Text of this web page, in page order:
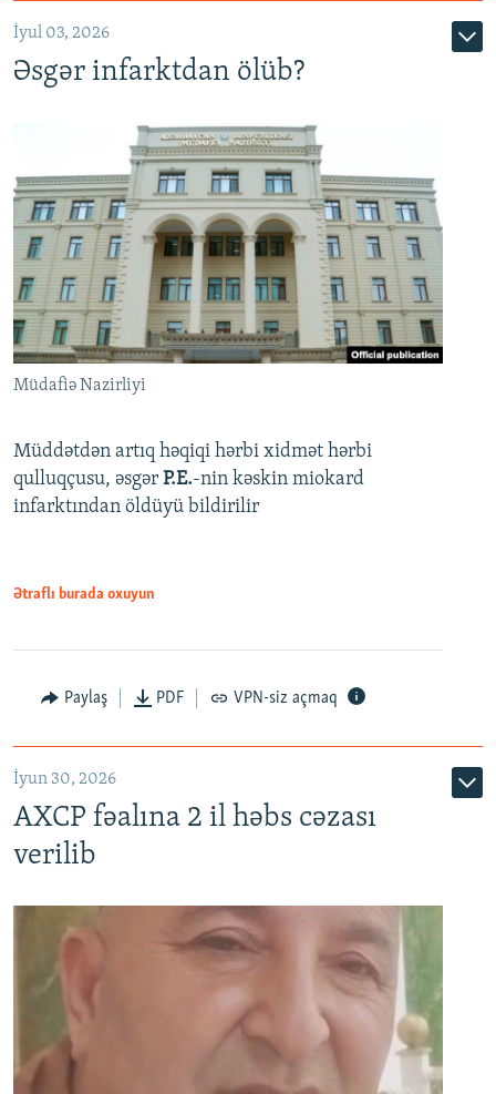
İyul 03, 2026
Əsgər infarktdan ölüb?
Müdafiə Nazirliyi
Müddətdən artıq həqiqi hərbi xidmət hərbi
qulluqçusu, əsgər P.E.-nin kəskin miokard
infarktından öldüyü bildirilir
Ətraflı burada oxuyun
Paylaş PDF VPN-siz açmaq
İyun 30, 2026
AXCP fəalına 2 il həbs cəzası
verilib